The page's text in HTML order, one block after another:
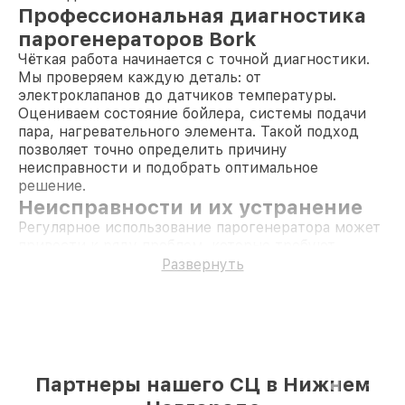
Профессиональная диагностика
парогенераторов Bork
Чёткая работа начинается с точной диагностики.
Мы проверяем каждую деталь: от
электроклапанов до датчиков температуры.
Оцениваем состояние бойлера, системы подачи
пара, нагревательного элемента. Такой подход
позволяет точно определить причину
неисправности и подобрать оптимальное
решение.
Неисправности и их устранение
Регулярное использование парогенератора может
профессионального вмешательства. Вот
её полное отсутствие связано с поломкой
Развернуть
Партнеры нашего СЦ в Нижнем